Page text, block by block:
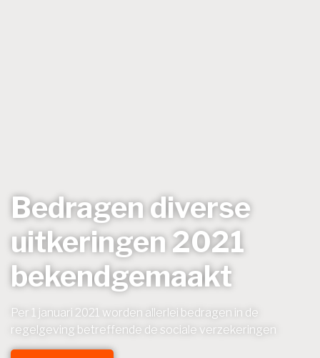
Bedragen diverse
uitkeringen 2021
bekendgemaakt
Per 1 januari 2021 worden allerlei bedragen in de
regelgeving betreffende de sociale verzekeringen